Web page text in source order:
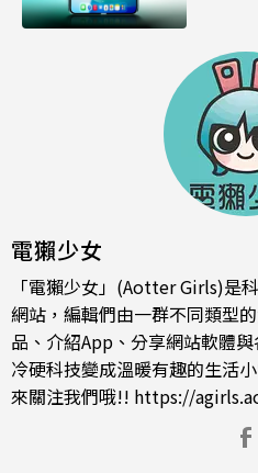
電獺少女
「電獺少女」(Aotter Girls)是
網站，編輯們由一群不同類型
品、介紹App、分享網站軟體
冷硬科技變成溫暖有趣的生活
來關注我們哦!! https://